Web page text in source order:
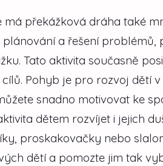
překážková dráha také
a řešení
Tato aktivita současně
Pohyb je pro rozvoj dětí
snadno motivovat ke
dětem rozvíjet i jejich
proskakovačky nebo
dětí a pomozte jim tak